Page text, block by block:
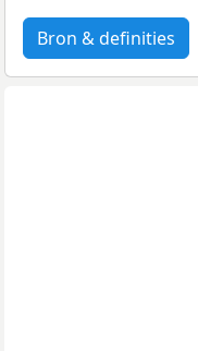
Bron & definities